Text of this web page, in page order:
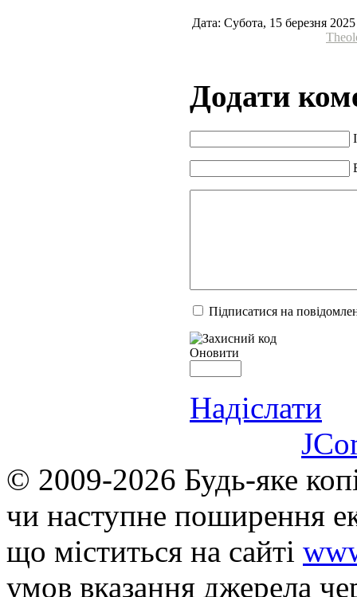
Дата: Субота, 15 березня
Додати
Підписатися на
Оновити
Надіслати
© 2009-2026 Будь-яке
чи наступне поширення
що мiститься на сайті
умов вказання джерела